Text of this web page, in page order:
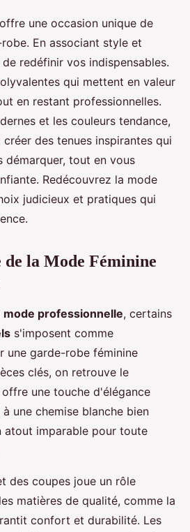
de la Mode
le Retour au
•5 min de lecture
une occasion unique de
En associant style et
redéfinir vos indispensables.
qui mettent en valeur
en restant professionnelles.
et les couleurs tendance,
des tenues inspirantes qui
démarquer, tout en vous
Redécouvrez la mode
judicieux et pratiques qui
la Mode Féminine
mode professionnelle, certains
s'imposent comme
une garde-robe féminine
clés, on retrouve le
une touche d'élégance
une chemise blanche bien
atout imparable pour toute
des coupes joue un rôle
matières de qualité, comme la
confort et durabilité. Les